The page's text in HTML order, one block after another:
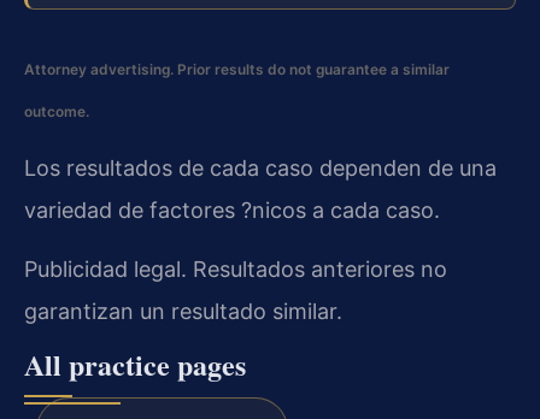
Attorney advertising. Prior results do not guarantee a similar
outcome.
Los resultados de cada caso dependen de una
variedad de factores ?nicos a cada caso.
Publicidad legal. Resultados anteriores no
garantizan un resultado similar.
All practice pages